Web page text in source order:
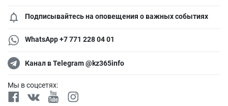
Подписывайтесь на оповещения о важных событиях
WhatsApp +7 771 228 04 01
Канал в Telegram @kz365info
Мы в соцсетях: